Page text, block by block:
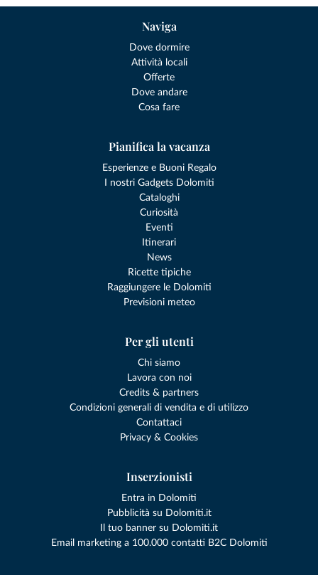
Naviga
Dove dormire
Attività locali
Offerte
Dove andare
Cosa fare
Pianifica la vacanza
Esperienze e Buoni Regalo
I nostri Gadgets Dolomiti
Cataloghi
Curiosità
Eventi
Itinerari
News
Ricette tipiche
Raggiungere le Dolomiti
Previsioni meteo
Per gli utenti
Chi siamo
Lavora con noi
Credits & partners
Condizioni generali di vendita e di utilizzo
Contattaci
Privacy & Cookies
Inserzionisti
Entra in Dolomiti
Pubblicità su Dolomiti.it
Il tuo banner su Dolomiti.it
Email marketing a 100.000 contatti B2C Dolomiti